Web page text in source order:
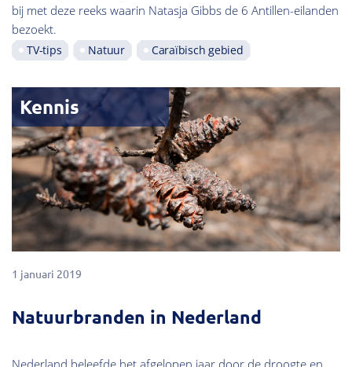
bij met deze reeks waarin Natasja Gibbs de 6 Antillen-eilanden
bezoekt.
TV-tips Natuur Caraïbisch gebied
Kennis
1 januari 2019
Natuurbranden in Nederland